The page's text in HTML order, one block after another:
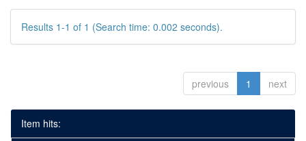
Results 1-1 of 1 (Search time: 0.002 seconds).
previous 1 next
Item hits: